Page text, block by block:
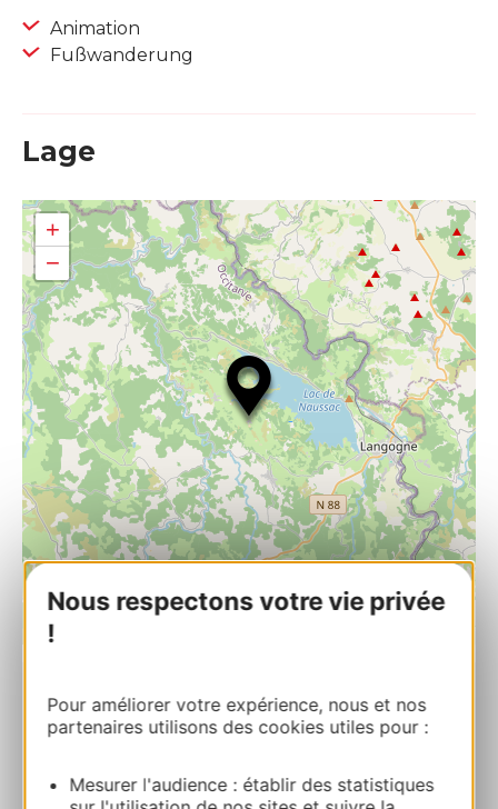
Nous respectons votre vie privée
!
Pour améliorer votre expérience, nous et nos
partenaires utilisons des cookies utiles pour :
Mesurer l'audience : établir des statistiques
Animation
Fußwanderung
Lage
+
−
CAMPING LES SOUS BOIS DU LAC
Bessettes 48300 CHASTANIER
Route & Zugang